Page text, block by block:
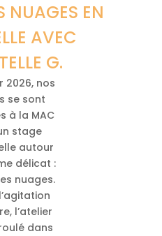
NUAGES EN
AVEC
G.
2026, nos
se sont
à la MAC
stage
autour
délicat :
nuages.
l’atelier
dans